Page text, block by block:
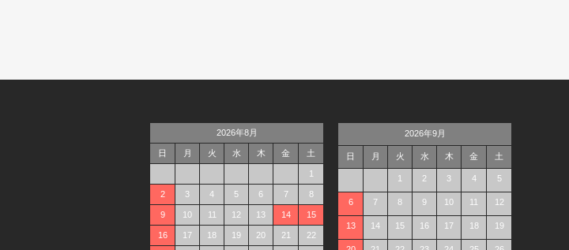
2026年8月
日 月 火 水 木 金 土
1
2 3 4 5 6 7 8
9 10 11 12 13 14 15
16 17 18 19 20 21 22
2026年9月
日 月 火 水 木 金 土
1 2 3 4 5
6 7 8 9 10 11 12
13 14 15 16 17 18 19